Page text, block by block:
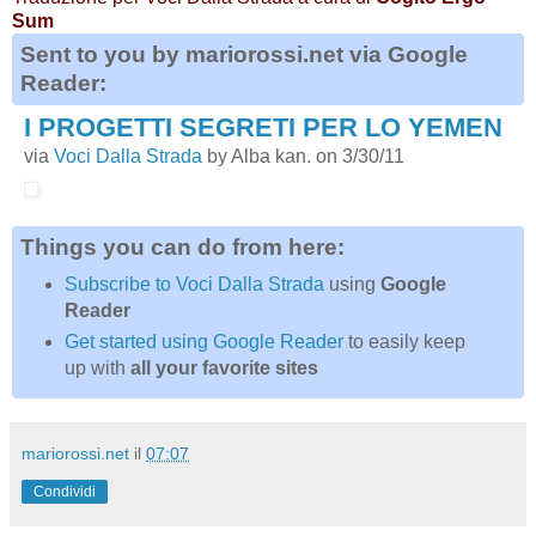
Sum
Sent to you by mariorossi.net via Google
Reader:
I PROGETTI SEGRETI PER LO YEMEN
via Voci Dalla Strada by Alba kan. on 3/30/11
Things you can do from here:
Subscribe to Voci Dalla Strada using Google
Reader
Get started using Google Readerto easily keep
up with all your favorite sites
mariorossi.net il 07:07
Condividi